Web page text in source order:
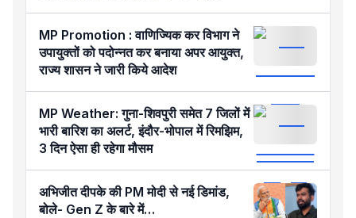
MP Promotion : वाणिज्यिक कर विभाग ने
उपायुक्तों को पदोन्नत कर बनाया अपर आयुक्त,
राज्य शासन ने जारी किये आदेश
MP Weather: गुना-शिवपुरी समेत 7 जिलों में
भारी बारिश का अलर्ट, इंदौर-भोपाल में रिमझिम,
3 दिन ऐसा ही रहेगा मौसम
अभिजीत दीपके की PM मोदी से नई डिमांड,
बोले- Gen Z के बारे में…